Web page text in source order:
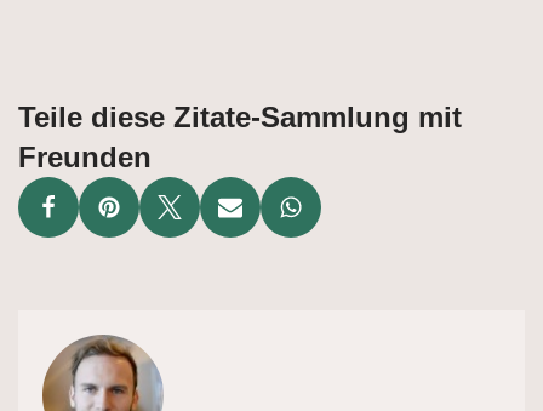
Teile diese Zitate-Sammlung mit
Freunden